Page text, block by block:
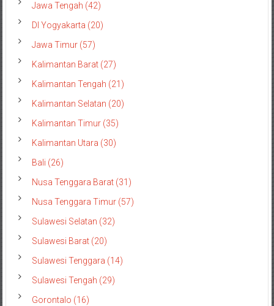
Jawa Tengah (42)
DI Yogyakarta (20)
Jawa Timur (57)
Kalimantan Barat (27)
Kalimantan Tengah (21)
Kalimantan Selatan (20)
Kalimantan Timur (35)
Kalimantan Utara (30)
Bali (26)
Nusa Tenggara Barat (31)
Nusa Tenggara Timur (57)
Sulawesi Selatan (32)
Sulawesi Barat (20)
Sulawesi Tenggara (14)
Sulawesi Tengah (29)
Gorontalo (16)